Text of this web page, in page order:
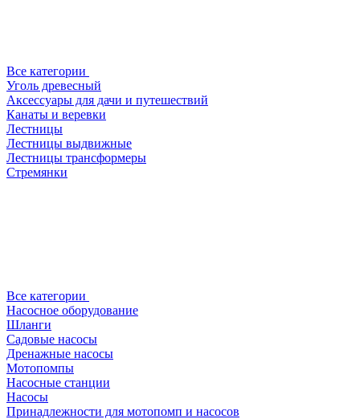
Все категории
Уголь древесный
Аксессуары для дачи и путешествий
Канаты и веревки
Лестницы
Лестницы выдвижные
Лестницы трансформеры
Стремянки
Все категории
Насосное оборудование
Шланги
Садовые насосы
Дренажные насосы
Мотопомпы
Насосные станции
Насосы
Принадлежности для мотопомп и насосов